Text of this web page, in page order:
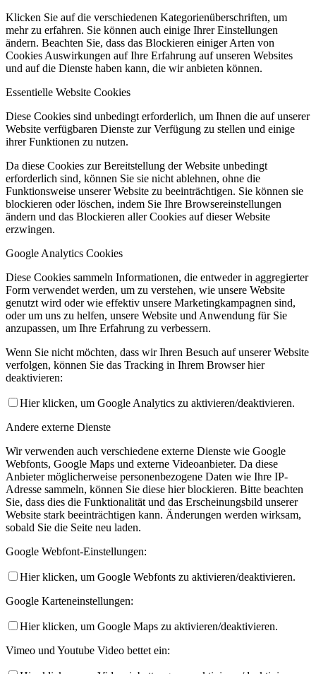
Klicken Sie auf die verschiedenen Kategorienüberschriften, um
mehr zu erfahren. Sie können auch einige Ihrer Einstellungen
ändern. Beachten Sie, dass das Blockieren einiger Arten von
Cookies Auswirkungen auf Ihre Erfahrung auf unseren Websites
und auf die Dienste haben kann, die wir anbieten können.
Essentielle Website Cookies
Diese Cookies sind unbedingt erforderlich, um Ihnen die auf unserer
Website verfügbaren Dienste zur Verfügung zu stellen und einige
ihrer Funktionen zu nutzen.
Da diese Cookies zur Bereitstellung der Website unbedingt
erforderlich sind, können Sie sie nicht ablehnen, ohne die
Funktionsweise unserer Website zu beeinträchtigen. Sie können sie
blockieren oder löschen, indem Sie Ihre Browsereinstellungen
ändern und das Blockieren aller Cookies auf dieser Website
erzwingen.
Google Analytics Cookies
Diese Cookies sammeln Informationen, die entweder in aggregierter
Form verwendet werden, um zu verstehen, wie unsere Website
genutzt wird oder wie effektiv unsere Marketingkampagnen sind,
oder um uns zu helfen, unsere Website und Anwendung für Sie
anzupassen, um Ihre Erfahrung zu verbessern.
Wenn Sie nicht möchten, dass wir Ihren Besuch auf unserer Website
verfolgen, können Sie das Tracking in Ihrem Browser hier
deaktivieren:
Hier klicken, um Google Analytics zu aktivieren/deaktivieren.
Andere externe Dienste
Wir verwenden auch verschiedene externe Dienste wie Google
Webfonts, Google Maps und externe Videoanbieter. Da diese
Anbieter möglicherweise personenbezogene Daten wie Ihre IP-
Adresse sammeln, können Sie diese hier blockieren. Bitte beachten
Sie, dass dies die Funktionalität und das Erscheinungsbild unserer
Website stark beeinträchtigen kann. Änderungen werden wirksam,
sobald Sie die Seite neu laden.
Google Webfont-Einstellungen:
Hier klicken, um Google Webfonts zu aktivieren/deaktivieren.
Google Karteneinstellungen:
Hier klicken, um Google Maps zu aktivieren/deaktivieren.
Vimeo und Youtube Video bettet ein: